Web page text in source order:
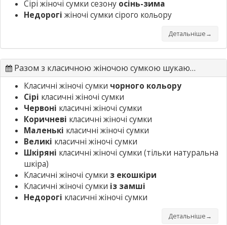
Сірі жіночі сумки сезону осінь-зима
Недорогі жіночі сумки сірого кольору
Детальніше→
Разом з класичною жіночою сумкою шукають
Класичні жіночі сумки чорного кольору
Сірі класичні жіночі сумки
Червоні класичні жіночі сумки
Коричневі класичні жіночі сумки
Маленькі класичні жіночі сумки
Великі класичні жіночі сумки
Шкіряні класичні жіночі сумки (тільки натуральна
шкіра)
Класичні жіночі сумки з екошкіри
Класичні жіночі сумки із замші
Недорогі класичні жіночі сумки
Детальніше→